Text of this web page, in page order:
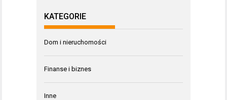
KATEGORIE
Dom i nieruchomości
Finanse i biznes
Inne